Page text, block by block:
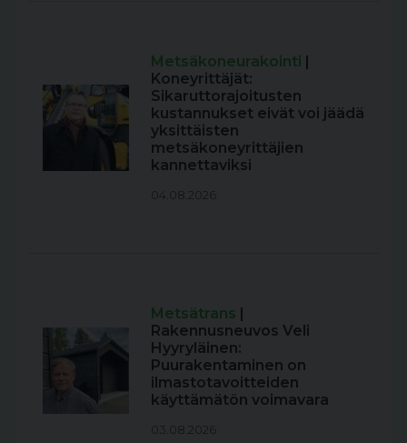
Metsäkoneurakointi
Koneyrittäjät:
Sikaruttorajoitusten
kustannukset eivät voi jäädä
yksittäisten
metsäkoneyrittäjien
kannettaviksi
04.08.2026
Metsätrans
Rakennusneuvos Veli
Hyyryläinen:
Puurakentaminen on
ilmastotavoitteiden
käyttämätön voimavara
03.08.2026